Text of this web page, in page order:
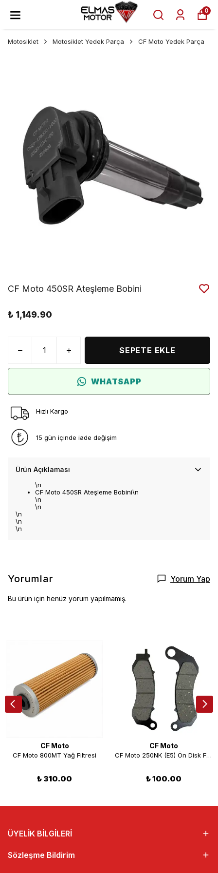
0
Motosiklet Motosiklet Yedek Parça CF Moto Yedek Parça
CF Moto 450SR Ateşleme Bobini
₺ 1,149.90
SEPETE EKLE
WHATSAPP
Hızlı Kargo
15 gün içinde iade değişim
Ürün Açıklaması
\n
CF Moto 450SR Ateşleme Bobini\n
\n
\n
\n
\n
\n
Yorumlar Yorum Yap
Bu ürün için henüz yorum yapılmamış.
CF Moto
CF Moto 800MT Yağ Filtresi
₺ 310.00
CF Moto
CF Moto 250NK (E5) Ön Disk Fren Balatası
₺ 100.00
ÜYELİK BİLGİLERİ
Sözleşme Bildirim